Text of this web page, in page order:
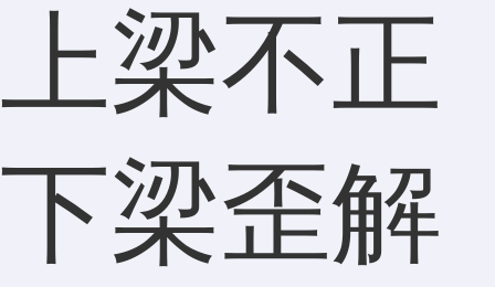
上梁不正
下梁歪解